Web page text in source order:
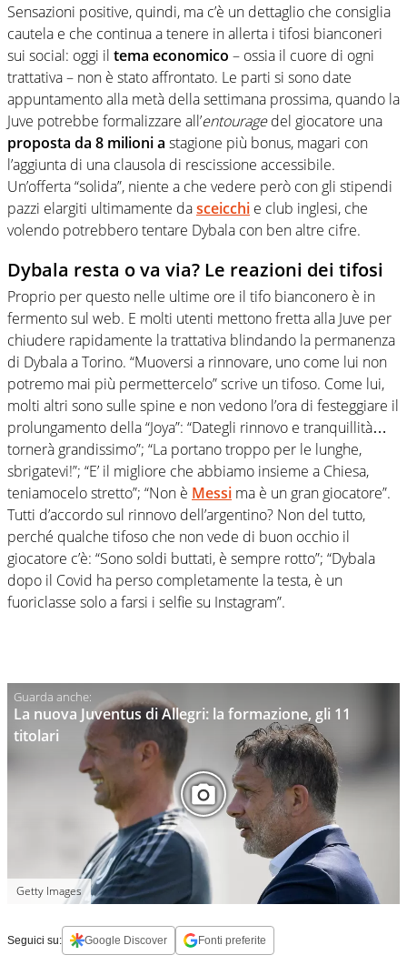
Sensazioni positive, quindi, ma c’è un dettaglio che consiglia
cautela e che continua a tenere in allerta i tifosi bianconeri
sui social: oggi il tema economico – ossia il cuore di ogni
trattativa – non è stato affrontato. Le parti si sono date
appuntamento alla metà della settimana prossima, quando la
Juve potrebbe formalizzare all’entouragedel giocatore una
proposta da 8 milioni a stagione più bonus, magari con
l’aggiunta di una clausola di rescissione accessibile.
Un’offerta “solida”, niente a che vedere però con gli stipendi
pazzi elargiti ultimamente dasceicchi e club inglesi, che
volendo potrebbero tentare Dybala con ben altre cifre.
Dybala resta o va via? Le reazioni dei tifosi
Proprio per questo nelle ultime ore il tifo bianconero è in
fermento sul web. E molti utenti mettono fretta alla Juve per
chiudere rapidamente la trattativa blindando la permanenza
di Dybala a Torino. “Muoversi a rinnovare, uno come lui non
potremo mai più permettercelo” scrive un tifoso. Come lui,
molti altri sono sulle spine e non vedono l’ora di festeggiare il
prolungamento della “Joya”: “Dategli rinnovo e tranquillità…
tornerà grandissimo”; “La portano troppo per le lunghe,
sbrigatevi!”; “E’ il migliore che abbiamo insieme a Chiesa,
teniamocelo stretto”; “Non è Messi ma è un gran giocatore”.
Tutti d’accordo sul rinnovo dell’argentino? Non del tutto,
perché qualche tifoso che non vede di buon occhio il
giocatore c’è: “Sono soldi buttati, è sempre rotto”; “Dybala
dopo il Covid ha perso completamente la testa, è un
fuoriclasse solo a farsi i selfie su Instagram”.
La nuova Juventus di Allegri: la formazione, gli 11
titolari
Getty Images
Seguici su: Google Discover Fonti preferite